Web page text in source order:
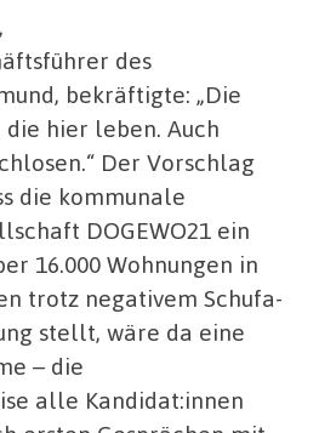
des
bekräftigte: „Die
hier leben. Auch
Der Vorschlag
die kommunale
DOGEWO21 ein
16.000 Wohnungen in
trotz negativem Schufa-
stellt, wäre da eine
– die
alle Kandidat:innen